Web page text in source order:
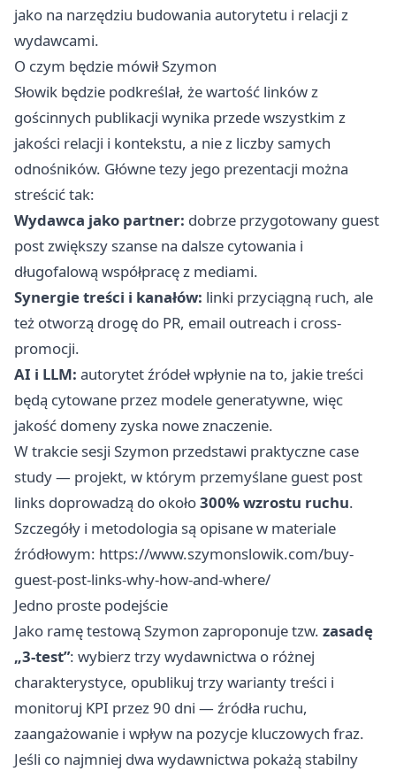
jako na narzędziu budowania autorytetu i relacji z
wydawcami.
O czym będzie mówił Szymon
Słowik będzie podkreślał, że wartość linków z
gościnnych publikacji wynika przede wszystkim z
jakości relacji i kontekstu, a nie z liczby samych
odnośników. Główne tezy jego prezentacji można
streścić tak:
Wydawca jako partner: dobrze przygotowany guest
post zwiększy szanse na dalsze cytowania i
długofalową współpracę z mediami.
Synergie treści i kanałów: linki przyciągną ruch, ale
też otworzą drogę do PR, email outreach i cross-
promocji.
AI i LLM: autorytet źródeł wpłynie na to, jakie treści
będą cytowane przez modele generatywne, więc
jakość domeny zyska nowe znaczenie.
W trakcie sesji Szymon przedstawi praktyczne case
study — projekt, w którym przemyślane guest post
links doprowadzą do około300% wzrostu ruchu.
Szczegóły i metodologia są opisane w materiale
źródłowym: https://www.szymonslowik.com/buy-
guest-post-links-why-how-and-where/
Jedno proste podejście
Jako ramę testową Szymon zaproponuje tzw. zasadę
„3-test”: wybierz trzy wydawnictwa o różnej
charakterystyce, opublikuj trzy warianty treści i
monitoruj KPI przez 90 dni — źródła ruchu,
zaangażowanie i wpływ na pozycje kluczowych fraz.
Jeśli co najmniej dwa wydawnictwa pokażą stabilny